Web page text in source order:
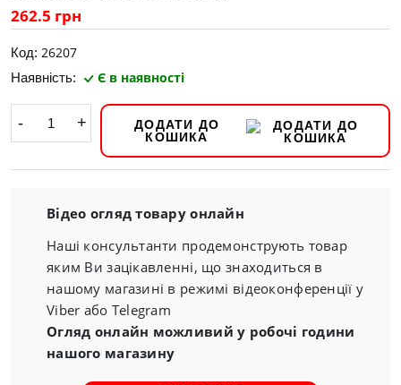
262.5 грн
Код: 26207
Наявність: Є в наявності
- +
ДОДАТИ ДО
КОШИКА
Відео огляд товару онлайн
Наші консультанти продемонструють товар
яким Ви зацікавленні, що знаходиться в
нашому магазині в режимі відеоконференції у
Viber або Telegram
Огляд онлайн можливий у робочі години
нашого магазину